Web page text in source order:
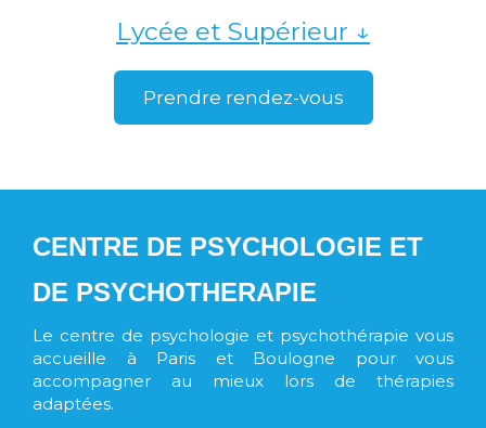
Lycée et Supérieur ↓
Prendre rendez-vous
CENTRE DE PSYCHOLOGIE ET
DE PSYCHOTHERAPIE
Le centre de psychologie et psychothérapie vous
accueille à Paris et Boulogne pour vous
accompagner au mieux lors de thérapies
adaptées.